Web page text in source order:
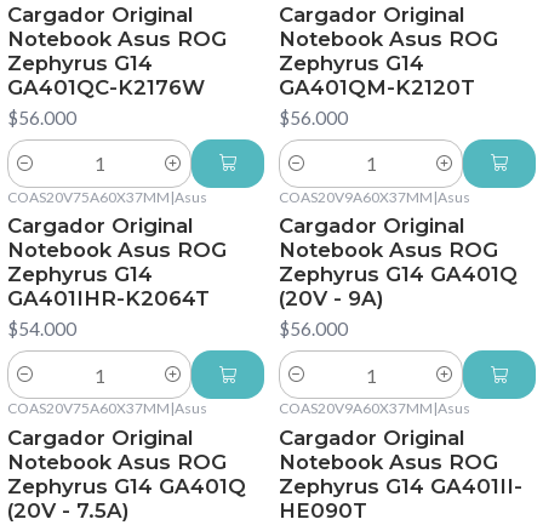
Cargador Original
Notebook Asus ROG
Zephyrus G14
GA401QC-K2176W
$56.000
Cantidad
Cargador Original
Notebook Asus ROG
Zephyrus G14
GA401QM-K2120T
$56.000
Cantidad
COAS20V75A60X37MM |Asus
Cargador Original
Notebook Asus ROG
Zephyrus G14
GA401IHR-K2064T
$54.000
Cantidad
COAS20V9A60X37MM |Asus
Cargador Original
Notebook Asus ROG
Zephyrus G14 GA401Q
(20V - 9A)
$56.000
Cantidad
COAS20V75A60X37MM |Asus
Cargador Original
Notebook Asus ROG
Zephyrus G14 GA401Q
(20V - 7.5A)
COAS20V9A60X37MM |Asus
Cargador Original
Notebook Asus ROG
Zephyrus G14 GA401II-
HE090T